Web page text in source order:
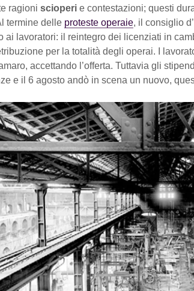
ragioni scioperi e contestazioni; questi
termine delle proteste operaie, il consiglio
ai lavoratori: il reintegro dei licenziati in
per la totalità degli operai. I
accettando l’offerta. Tuttavia gli
e il 6 agosto andò in scena un nuovo,